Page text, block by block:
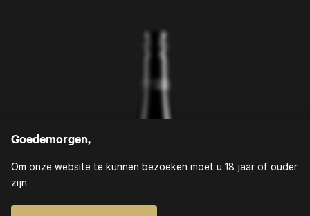
Goedemorgen,
Om onze website te kunnen bezoeken moet u 18 jaar of ouder
zijn.